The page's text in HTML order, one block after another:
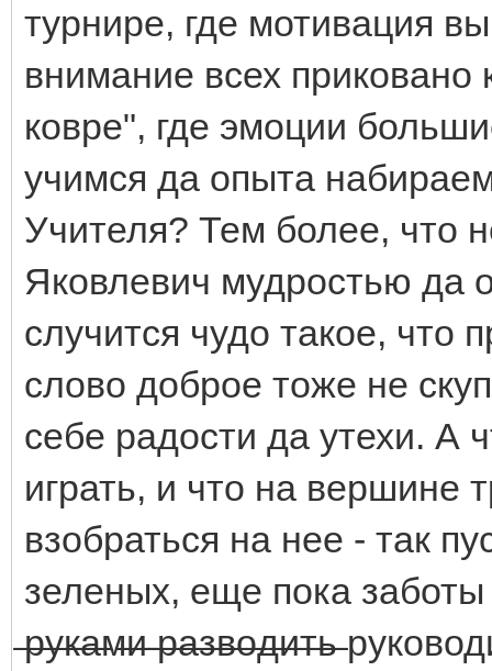
турнире, где мотивация
внимание всех приковано
ковре", где эмоции
учимся да опыта
Учителя? Тем более, что
Яковлевич мудростью да
случится чудо такое, что
слово доброе тоже не
себе радости да утехи. А
играть, и что на вершине
взобраться на нее - так
зеленых, еще пока заботы
̶р̶у̶к̶а̶м̶и̶ ̶р̶а̶з̶в̶о̶д̶и̶т̶ь̶